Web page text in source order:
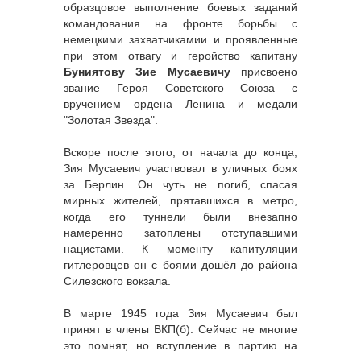
образцовое выполнение боевых заданий
командования на фронте борьбы с
немецкими захватчикамии и проявленные
при этом отвагу и геройство капитану
Буниятову Зие Мусаевичуприсвоено
звание Героя Советского Союза с
вручением ордена Ленина и медали
"Золотая Звезда".
Вскоре после этого, от начала до конца,
Зия Мусаевич участвовал в уличных боях
за Берлин. Он чуть не погиб, спасая
мирных жителей, прятавшихся в метро,
когда его туннели были внезапно
намеренно затоплены отступавшими
нацистами. К моменту капитуляции
гитлеровцев он с боями дошёл до района
Силезского вокзала.
В марте 1945 года Зия Мусаевич был
принят в члены ВКП(б). Сейчас не многие
это помнят, но вступление в партию на